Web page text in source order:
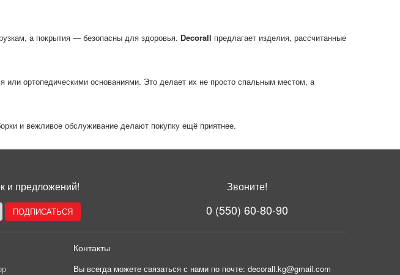
а покрытия — безопасны для здоровья. Decorall предлагает изделия, рассчитанные
ортопедическими основаниями. Это делает их не просто спальным местом, а
и вежливое обслуживание делают покупку ещё приятнее.
и предложений! Звоните!
0 (550) 60-80-90
Контакты
Вы всегда можете связаться с нами по почте: decorall.kg@gmail.com